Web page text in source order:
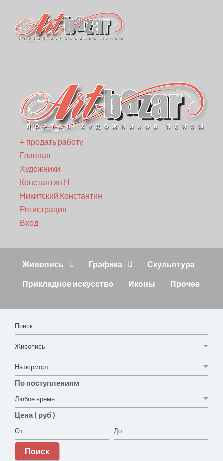
+ продать работу
Главная
Художники
Константин Н
Никитский Константин
Регистрация
Вход
Живопись Графика Скульптура
Прикладное искусство Иконы Прочее
По поступлениям
Цена ( руб )
Поиск